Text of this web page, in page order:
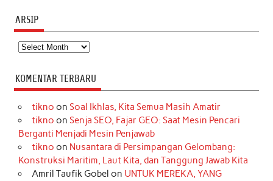
ARSIP
Arsip
KOMENTAR TERBARU
tikno on Soal Ikhlas, Kita Semua Masih Amatir
tikno on Senja SEO, Fajar GEO: Saat Mesin Pencari
Berganti Menjadi Mesin Penjawab
tikno on Nusantara di Persimpangan Gelombang:
Konstruksi Maritim, Laut Kita, dan Tanggung Jawab Kita
Amril Taufik Gobel on UNTUK MEREKA, YANG